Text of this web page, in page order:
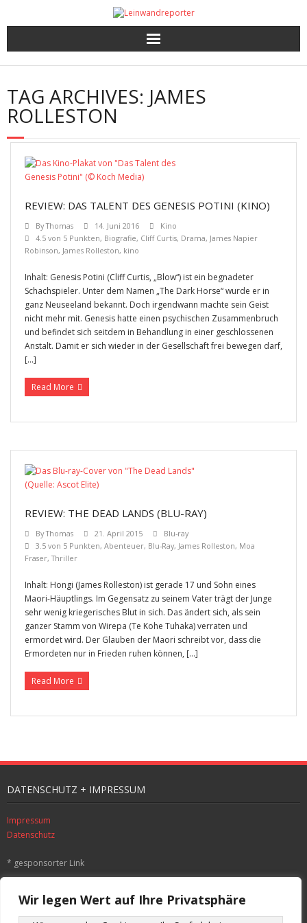
Wir legen Wert auf Ihre Privatsphäre
Kritiken
Filme und Serien nach Punkten
Gewinnspiele
TAG ARCHIVES: JAMES
ROLLESTON
REVIEW: DAS TALENT DES GENESIS POTINI (KINO)
ByThomas 14. Juni 2016
Kino
4.5 von 5 Punkten, Biografie, Cliff Curtis, Drama, James Napier
Robinson, James Rolleston, kino
Inhalt: Genesis Potini (Cliff Curtis, „Blow“) ist ein begnadeter
Schachspieler. Unter dem Namen „The Dark Horse“ wurde er in
ganz Neuseeland bekannt. Doch irgendwann machte sein Geist
nicht mehr mit. Genesis hatte einen psychischen Zusammenbruch
und befindet sich seitdem in Behandlung in einer geschlossenen
Anstalt. Damit er sich wieder in der Gesellschaft frei bewegen darf,
[…]
Read More
REVIEW: THE DEAD LANDS (BLU-RAY)
ByThomas 21. April 2015
Blu-ray
3.5 von 5 Punkten, Abenteuer, Blu-Ray, James Rolleston, Moa
Fraser,Thriller
Inhalt: Hongi (James Rolleston) ist gerade 17 und Sohn eines
Maori-Häuptlings. Im Gegensatz zu seinem Vater trägt der Junge
sehr wenig kriegerisches Blut in sich. Das ändert sich, als sein
ganzer Stamm von Wirepa (Te Kohe Tuhaka) verraten und
ermordet wird. Der Glauben der Maori schreibt vor, dass die
Ermordeten nur in Frieden ruhen können, […]
Read More
DATENSCHUTZ + IMPRESSUM
Impressum
Datenschutz
* gesponsorter Link